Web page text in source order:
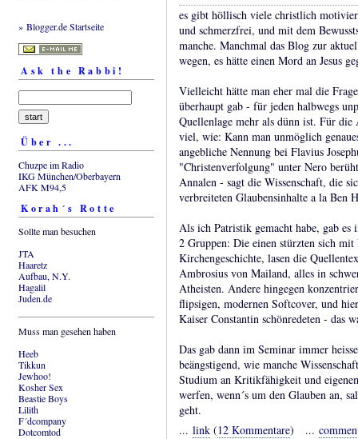
» Blogger.de Startseite
Ask the Rabbi!
Über ...
Chuzpe im Radio
IKG München/Oberbayern
AFK M94,5
Korah´s Rotte
Sollte man besuchen
JTA
Haaretz
Aufbau, N.Y.
Hagalil
Juden.de
Muss man gesehen haben
Heeb
Tikkun
Jewhoo!
Kosher Sex
Beastie Boys
Lilith
F´dcompany
Dotcomtod
es gibt höllisch viele christlich
und schmerzfrei, und mit dem
manche. Manchmal das Blog zur
wegen, es hätte einen Mord an Jesus
Vielleicht hätte man eher mal die
überhaupt gab - für jeden halbwegs
Quellenlage mehr als dünn ist. Für
viel, wie: Kann man unmöglich
angebliche Nennung bei Flavius
"Christenverfolgung" unter Nero
Annalen - sagt die Wissenschaft, die
verbreiteten Glaubensinhalte a la Ben
Als ich Patristik gemacht habe, gab es
2 Gruppen: Die einen stürzten sich
Kirchengeschichte, lasen die
Ambrosius von Mailand, alles in
Atheisten. Andere hingegen
flipsigen, modernen Softcover, und
Kaiser Constantin schönredeten - das
Das gab dann im Seminar immer
beängstigend, wie manche
Studium an Kritikfähigkeit und
werfen, wenn´s um den Glauben an,
geht.
... link (12 Kommentare) ...